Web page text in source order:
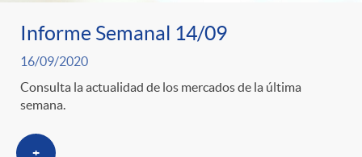
Informe Semanal 14/09
16/09/2020
Consulta la actualidad de los mercados de la última
semana.
+